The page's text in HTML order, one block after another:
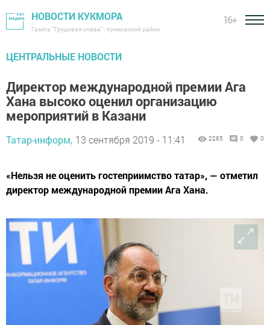
НОВОСТИ КУКМОРА
Газета "Трудовая слава" - Кукморский район
16+
ЦЕНТРАЛЬНЫЕ НОВОСТИ
Директор международной премии Ага
Хана высоко оценил организацию
мероприятий в Казани
Татар-информ, 13 сентября 2019 - 11:41 2285 0 0
«Нельзя не оценить гостеприимство татар», — отметил
директор международной премии Ага Хана.